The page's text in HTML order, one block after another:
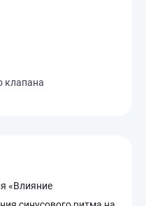
клапана
«Влияние